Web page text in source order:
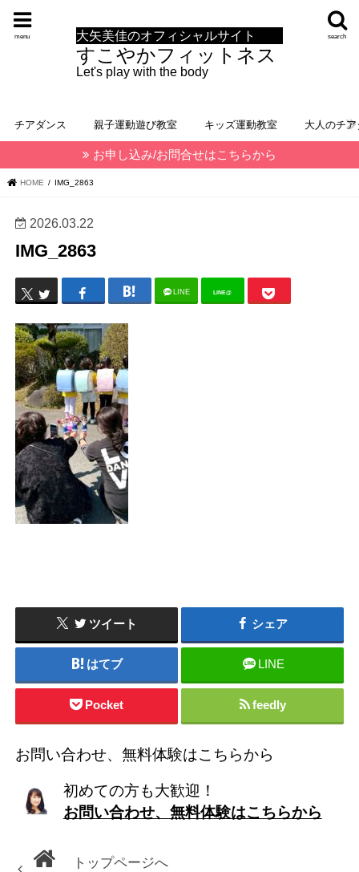
大矢美佳のオフィシャルサイト
すこやかフィットネス
Let's play with the body
search
menu
チアダンス 親子運動遊び教室 キッズ運動教室 大人のチ
お申し込み/お問合せはこちらから
HOME IMG_2863
2026.03.22
IMG_2863
LINE LINE@
ツイート シェア
はてブ LINE
Pocket feedly
お問い合わせ、無料体験はこちらから
初めての方も大歓迎！
お問い合わせ、無料体験はこちらから
トップページへ